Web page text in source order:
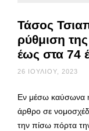
Τάσος
ρύθμιση
έως στα 74
26 ΙΟΥΛΊΟΥ, 2023
Εν μέσω καύσωνα
άρθρο σε
την πίσω πόρτα